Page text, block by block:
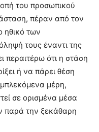
του προσωπικού
πέραν από τον
ηθικό των
τους έναντι της
περαιτέρω ότι η στάση
ή να πάρει θέση
μέρη,
σε ορισμένα μέσα
παρά την ξεκάθαρη